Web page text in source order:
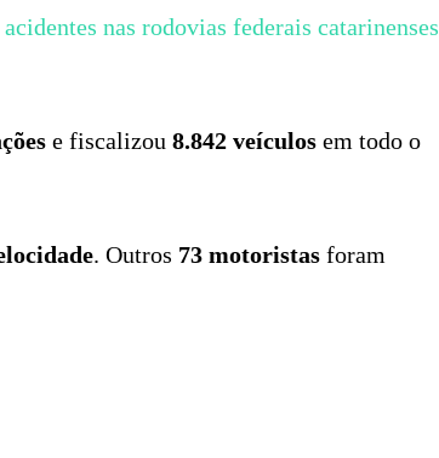
nas rodovias federais catarinenses
e fiscalizou 8.842 veículos em todo o
. Outros 73 motoristas foram